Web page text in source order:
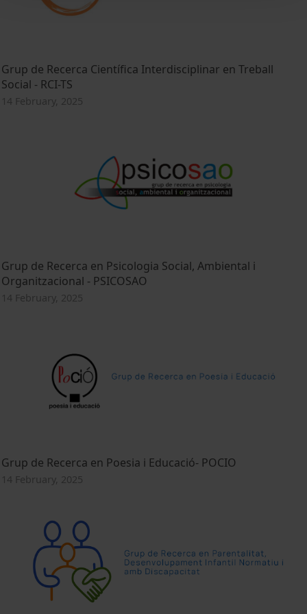
Grup de Recerca Científica Interdisciplinar en Treball
Social - RCI-TS
14 February, 2025
Grup de Recerca en Psicologia Social, Ambiental i
Organitzacional - PSICOSAO
14 February, 2025
Grup de Recerca en Poesia i Educació- POCIO
14 February, 2025